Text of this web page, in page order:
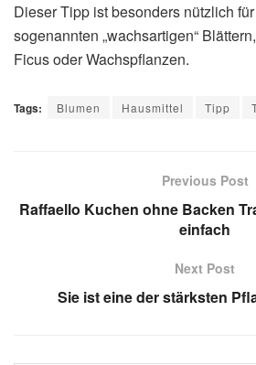
Dieser Tipp ist besonders nützlich
sogenannten „wachsartigen“
Ficus oder Wachspflanzen.
Tags: Blumen Hausmittel Tipp
Previous Post
Raffaello Kuchen ohne Backen
einfach
Next Post
Sie ist eine der stärksten